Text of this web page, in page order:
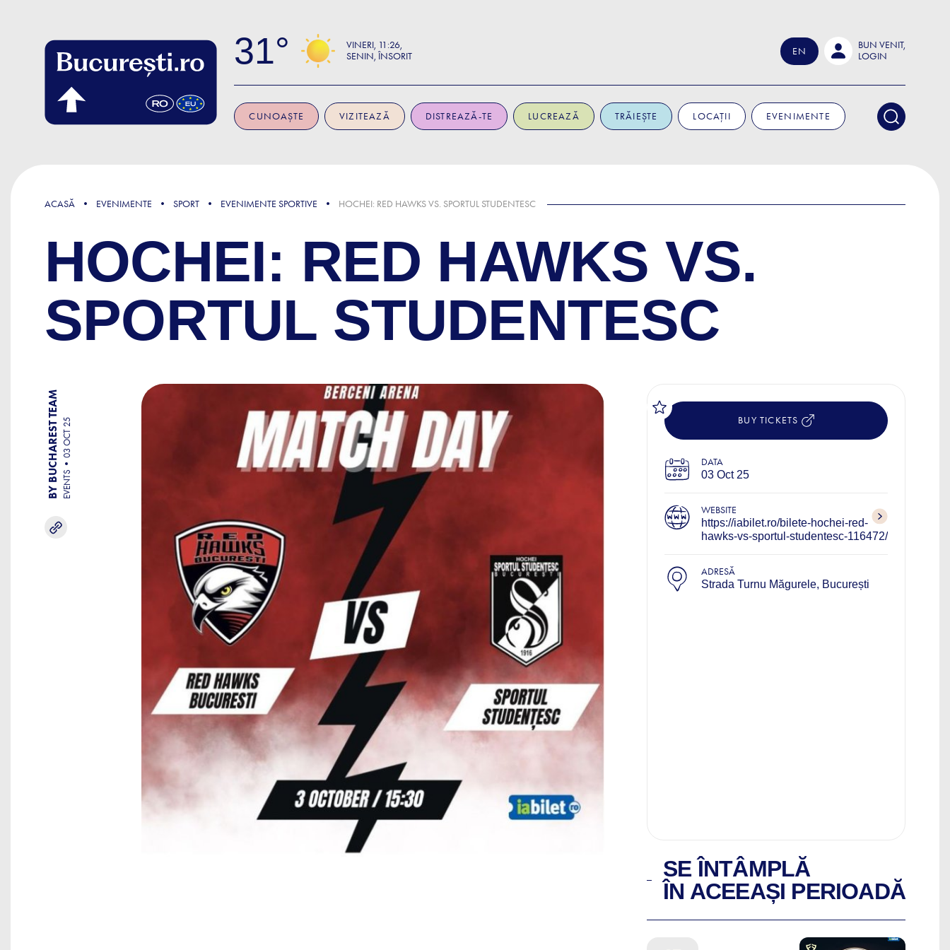
31 VINERI 11:26
SENIN, ÎNSORIT
EN
BUN VENIT,
LOGIN
CUNOAȘTE VIZITEAZĂ DISTREAZĂ-TE LUCREAZĂ TRĂIEȘTE LOCAȚII EVENIMENTE
ACASĂ EVENIMENTE SPORT EVENIMENTE SPORTIVE HOCHEI: RED HAWKS VS. SPORTUL STUDENTESC
HOCHEI: RED HAWKS VS.
SPORTUL STUDENTESC
BY BUCHAREST TEAM EVENTS
03 OCT 25 BUY TICKETS
DATA
03 Oct 25
WEBSITE
https://iabilet.ro/bilete-hochei-red-
hawks-vs-sportul-studentesc-116472/
ADRESĂ
Strada Turnu Măgurele, București
SE ÎNTÂMPLĂ
ÎN ACEEAȘI PERIOADĂ